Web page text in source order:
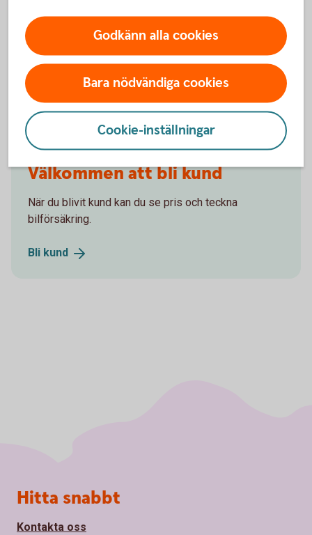
Gäller bilförsäkringen utanför Sverige?
Täcker försäkringen viltolyckor?
Vilka bilar har en vagnskadegaranti?
Välkommen att bli kund
När du blivit kund kan du se pris och teckna
bilförsäkring.
Bli kund
Godkänn alla cookies
Bara nödvändiga cookies
Cookie-inställningar
Sidfot
Hitta snabbt
Kontakta oss